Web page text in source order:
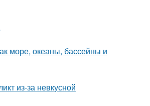
море, океаны, бассейны и
из-за невкусной